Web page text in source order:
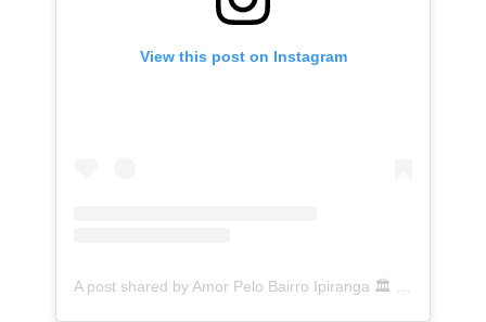
View this post on Instagram